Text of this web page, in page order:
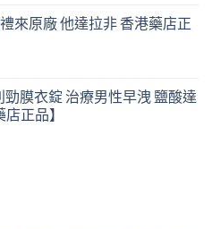
來原廠 他達拉非 香港藥店正
膜衣錠 治療男性早洩 鹽酸達
正品】